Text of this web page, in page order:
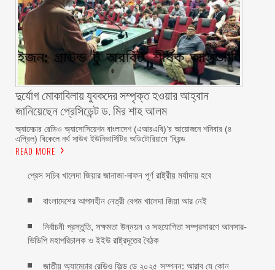
দুর্যোগ মোকাবিলায় যুবকদের সম্পৃক্ত হওয়ার আহ্বান
জানিয়েছেন প্রেসিডেন্ট ড. মির শাহ আলম ‎ ‎
অ্যামেচার রেডিও অ্যাসোসিয়েশন বাংলাদেশ (এআরএবি)’র আয়োজনে শনিবার (৪
এপ্রিল) বিকেলে নর্থ সাউথ ইউনিভার্সিটির অডিটোরিয়ামে ‘বিয়ন্ড
READ MORE
প্রেস সচিব খালেদা জিয়ার জানাজা-দাফন পূর্ণ রাষ্ট্রীয় মর্যাদায় হবে
বাংলাদেশের আপসহীন নেত্রী বেগম খালেদা জিয়া আর নেই
নির্বাচনী প্রস্তুতি, সক্ষমতা উন্নয়ন ও সহযোগিতা সম্প্রসারণে আনসার-
ভিডিপি মহাপরিচালক ও ইইউ রাষ্ট্রদূতের বৈঠক
জাতীয় অ্যামেচার রেডিও ফিল্ড ডে ২০২৫ সম্পন্ন: আরাব যে কোন